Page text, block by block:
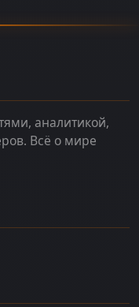
аналитикой,
Всё о мире